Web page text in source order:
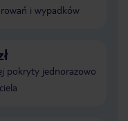
i wypadków
pokryty jednorazowo